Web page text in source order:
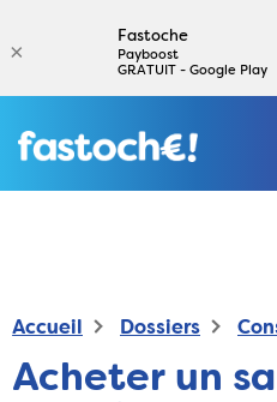
Accueil Dossiers
Acheter un
×
Fastoche
Payboost
GRATUIT - Google Play